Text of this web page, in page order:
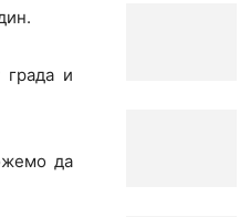
града и
да